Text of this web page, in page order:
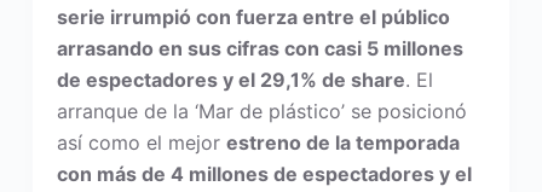
serie irrumpió con fuerza entre el público
arrasando en sus cifras con casi 5 millones
de espectadores y el 29,1% de share. El
arranque de la ‘Mar de plástico’ se posicionó
así como el mejor estreno de la temporada
con más de 4 millones de espectadores y el